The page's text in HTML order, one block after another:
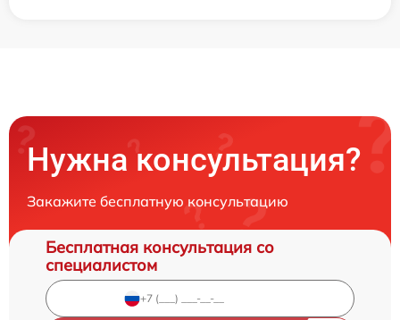
Нужна консультация?
Закажите бесплатную консультацию
Бесплатная консультация со
специалистом